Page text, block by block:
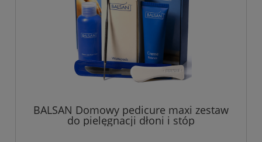
BALSAN Domowy pedicure maxi zestaw
do pielęgnacji dłoni i stóp